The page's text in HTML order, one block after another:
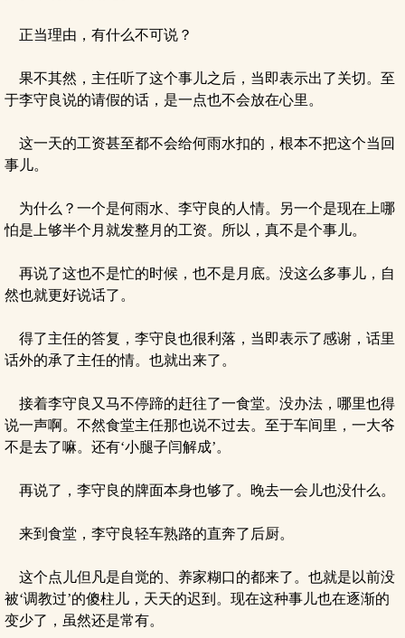
正当理由，有什么不可说？
果不其然，主任听了这个事儿之后，当即表示出了关切。至
于李守良说的请假的话，是一点也不会放在心里。
这一天的工资甚至都不会给何雨水扣的，根本不把这个当回
事儿。
为什么？一个是何雨水、李守良的人情。另一个是现在上哪
怕是上够半个月就发整月的工资。所以，真不是个事儿。
再说了这也不是忙的时候，也不是月底。没这么多事儿，自
然也就更好说话了。
得了主任的答复，李守良也很利落，当即表示了感谢，话里
话外的承了主任的情。也就出来了。
接着李守良又马不停蹄的赶往了一食堂。没办法，哪里也得
说一声啊。不然食堂主任那也说不过去。至于车间里，一大爷
不是去了嘛。还有‘小腿子闫解成’。
再说了，李守良的牌面本身也够了。晚去一会儿也没什么。
来到食堂，李守良轻车熟路的直奔了后厨。
这个点儿但凡是自觉的、养家糊口的都来了。也就是以前没
被‘调教过’的傻柱儿，天天的迟到。现在这种事儿也在逐渐的
变少了，虽然还是常有。